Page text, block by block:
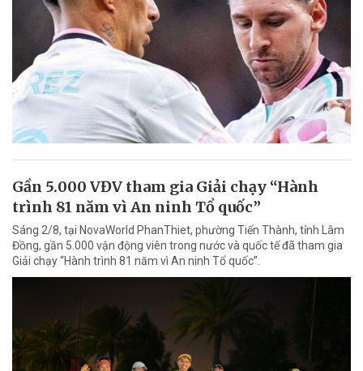
Gần 5.000 VĐV tham gia Giải chạy “Hành
trình 81 năm vì An ninh Tổ quốc”
Sáng 2/8, tại NovaWorld PhanThiet, phường Tiến Thành, tỉnh Lâm
Đồng, gần 5.000 vận động viên trong nước và quốc tế đã tham gia
Giải chạy “Hành trình 81 năm vì An ninh Tổ quốc”.